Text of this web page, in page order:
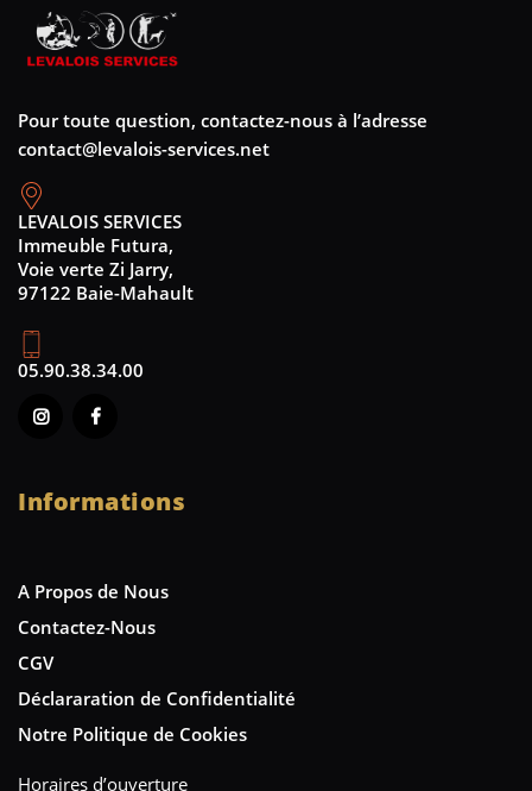
Pour toute question, contactez-nous à l’adresse
contact@levalois-services.net
LEVALOIS SERVICES
Immeuble Futura,
Voie verte Zi Jarry,
97122 Baie-Mahault
05.90.38.34.00
Informations
A Propos de Nous
Contactez-Nous
CGV
Déclararation de Confidentialité
Notre Politique de Cookies
Horaires d’ouverture